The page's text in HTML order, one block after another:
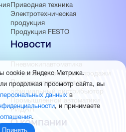
Приводная техника
Электротехническая
продукция
Продукция FESTO
Новости
Пневмокипавтоматика
запустила розничные продажи
Пневмокипавтоматика –
официальный дистрибьютор
Промышленной автоматики
РИДАН
О компании
cookie и Яндекс Метрика.
продолжая просмотр сайта, вы
данных в
, и принимаете
.